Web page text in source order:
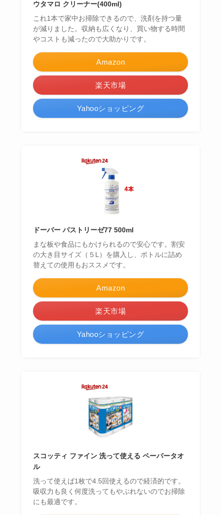
ウタマロ クリーナー(400ml)
これ1本で家中お掃除できるので、洗剤を持つ量
が減りました。収納も広くなり、買い物する時間
やコストも減ったので大助かりです。
Amazon
楽天市場
Yahooショッピング
ドーバー パストリーゼ77 500ml
まな板や食品にもかけられるので安心です。割安
の大き目サイズ（５L）を購入し、ボトルに詰め
替えての使用もおススメです。
Amazon
楽天市場
Yahooショッピング
スコッティ ファイン 洗って使える ペーパータオ
ル
洗って使えば1枚で4.5回使えるので経済的です。
吸収力も良く何度洗ってもやぶれないのでお掃除
にも最適です。